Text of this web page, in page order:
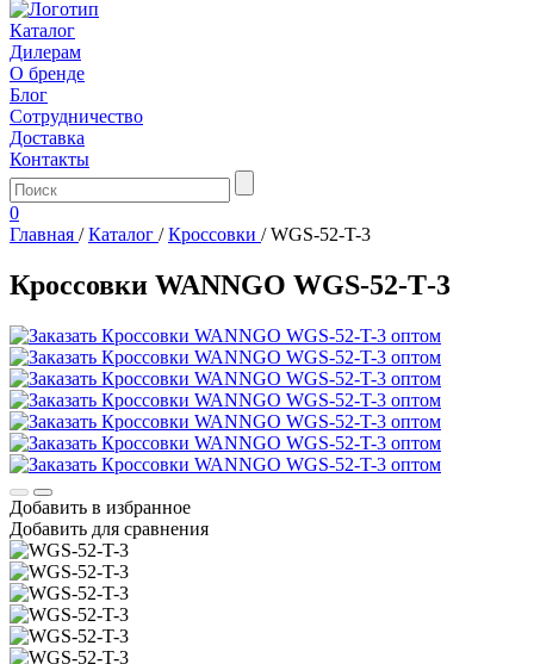
Каталог
Дилерам
О бренде
Блог
Сотрудничество
Доставка
Контакты
0
Главная / Каталог / Кроссовки / WGS-52-T-3
Кроссовки WANNGO WGS‑52‑T‑3
Добавить в избранное
Добавить для сравнения